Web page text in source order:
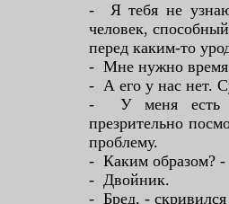
- Я тебя не
человек,
перед каким-то
- Мне нужно
- А его у нас нет.
- У меня есть
презрительно
проблему.
- Каким образом? -
- Двойник.
- Бред, - скривился